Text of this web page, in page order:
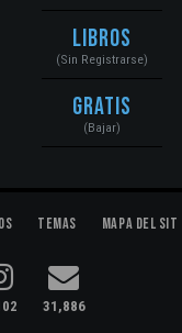
Libros
(Sin Registrarse)
Gratis
(Bajar)
Temas Mapa del
31,886